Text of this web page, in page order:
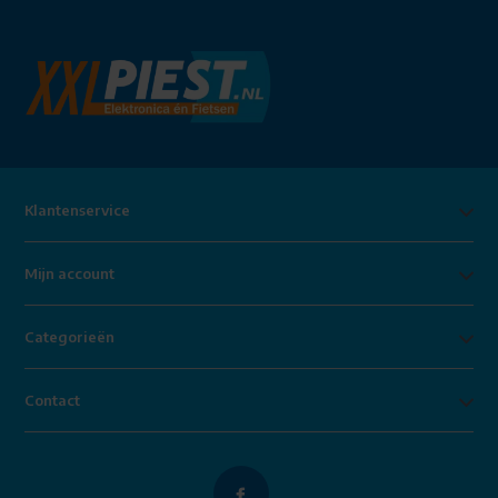
Klantenservice
Mijn account
Categorieën
Contact